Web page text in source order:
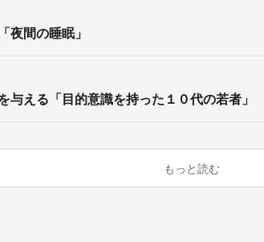
夜間の睡眠」
与える「目的意識を持った１０代の若者」
もっと読む